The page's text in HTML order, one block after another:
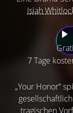
Isiah
7 Tage
„Your Honor“
tragischen